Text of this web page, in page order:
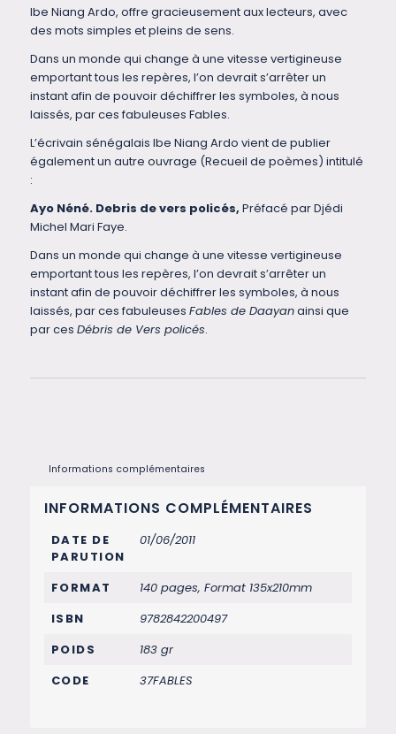
Ibe Niang Ardo, offre gracieusement aux lecteurs, avec
des mots simples et pleins de sens.
Dans un monde qui change à une vitesse vertigineuse
emportant tous les repères, l’on devrait s’arrêter un
instant afin de pouvoir déchiffrer les symboles, à nous
laissés, par ces fabuleuses Fables.
L’écrivain sénégalais Ibe Niang Ardo vient de publier
également un autre ouvrage (Recueil de poèmes) intitulé
:
Ayo Néné. Debris de vers policés, Préfacé par Djédi
Michel Mari Faye.
Dans un monde qui change à une vitesse vertigineuse
emportant tous les repères, l’on devrait s’arrêter un
instant afin de pouvoir déchiffrer les symboles, à nous
laissés, par ces fabuleuses Fables de Daayanainsi que
par ces Débris de Vers policés.
Informations complémentaires
INFORMATIONS COMPLÉMENTAIRES
DATE DE
PARUTION
01/06/2011
FORMAT
140 pages, Format 135x210mm
ISBN
9782842200497
POIDS
183 gr
CODE
37FABLES